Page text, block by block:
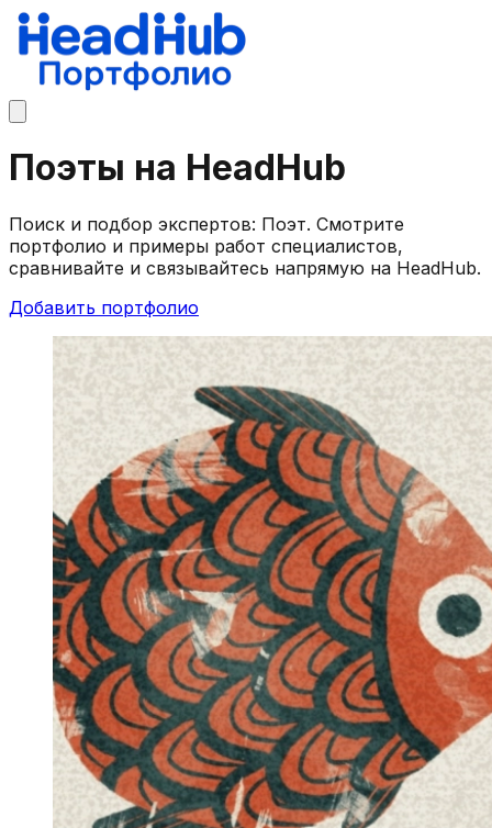
Поэты на HeadHub
Поиск и подбор экспертов: Поэт. Смотрите
портфолио и примеры работ специалистов,
сравнивайте и связывайтесь напрямую на HeadHub.
Добавить портфолио